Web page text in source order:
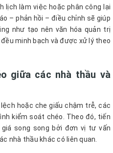
lịch làm việc hoặc phân công lại
– phản hồi – điều chỉnh sẽ giúp
như tạo nên văn hóa quản trị
minh bạch và được xử lý theo
giữa các nhà thầu và
hoặc che giấu chậm trễ, các
kiểm soát chéo. Theo đó, tiến
song song bởi đơn vị tư vấn
nhà thầu khác có liên quan.